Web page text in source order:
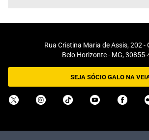
Rua Cristina Maria de Assis, 202 -
Belo Horizonte - MG, 30855-
SEJA SÓCIO GALO NA